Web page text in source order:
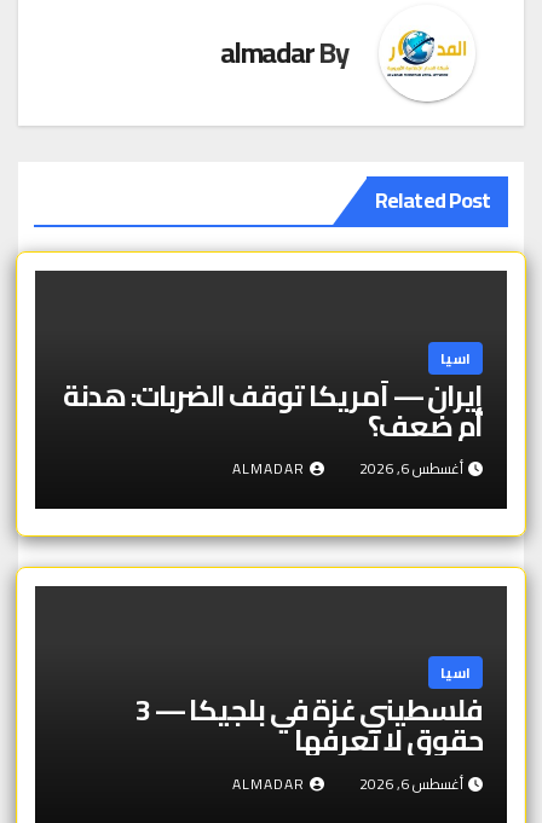
By
almadar
Related Post
اسيا
إيران — أمريكا توقف الضربات: هدنة
أم ضعف؟
أغسطس 6, 2026 ALMADAR
اسيا
فلسطيني غزة في بلجيكا — 3
حقوق لا تعرفها
أغسطس 6, 2026 ALMADAR